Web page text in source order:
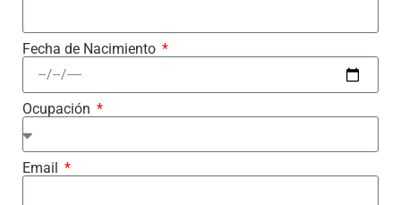
Fecha de Nacimiento
Ocupación
Email